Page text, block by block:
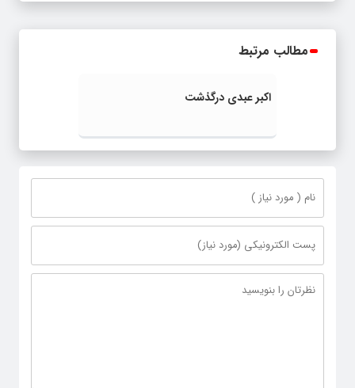
مطالب مرتبط
اکبر عبدی درگذشت